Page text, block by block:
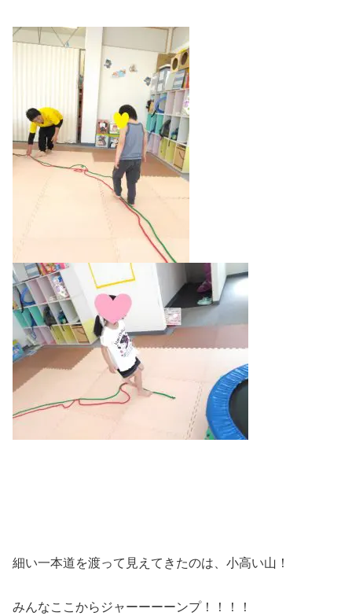
細い一本道を渡って見えてきたのは、小高い山！
みんなここからジャーーーーンプ！！！！